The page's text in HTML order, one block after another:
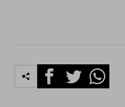
FacebookTwitterWhatsapp